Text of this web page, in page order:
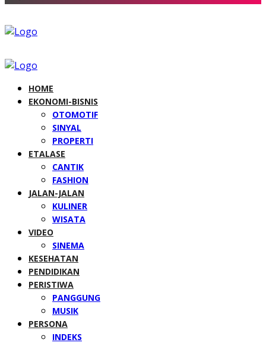
HOME
EKONOMI-BISNIS
OTOMOTIF
SINYAL
PROPERTI
ETALASE
CANTIK
FASHION
JALAN-JALAN
KULINER
WISATA
VIDEO
SINEMA
KESEHATAN
PENDIDIKAN
PERISTIWA
PANGGUNG
MUSIK
PERSONA
INDEKS